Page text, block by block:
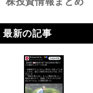
最新の記事